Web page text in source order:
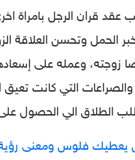
قران الرجل بامراة
الحمل وتحسن العلاقة
زوجته، وعمله على
التي كانت تعيق
الطلاق الي الحصول
فلوس ومعنى رؤية